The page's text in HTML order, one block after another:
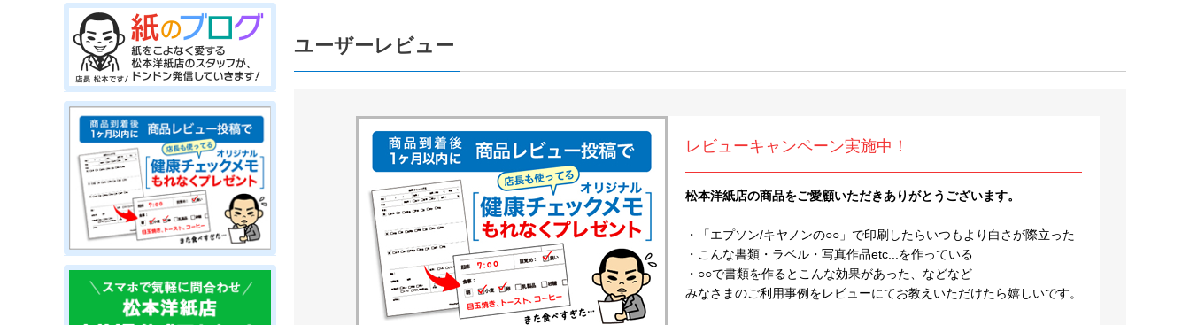
ユーザーレビュー
レビューキャンペーン実施中！
松本洋紙店の商品をご愛顧いただきありがとうございます。
・「エプソン/キヤノンの○○」で印刷したらいつもより白さが際立った
・こんな書類・ラベル・写真作品etc...を作っている
・○○で書類を作るとこんな効果があった、などなど
みなさまのご利用事例をレビューにてお教えいただけたら嬉しいです。